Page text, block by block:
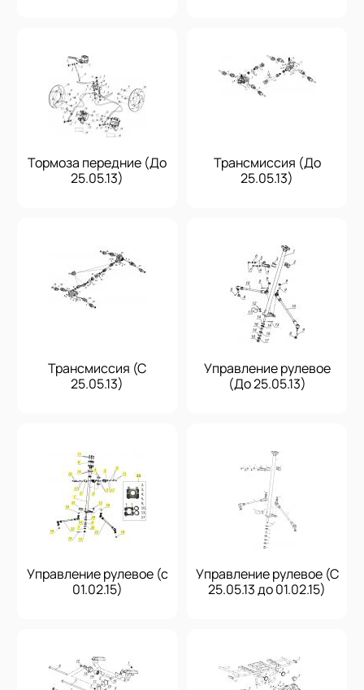
Тормоза передние (До
25.05.13)
Трансмиссия (До
25.05.13)
Трансмиссия (С
25.05.13)
Управление рулевое
(До 25.05.13)
Управление рулевое (с
01.02.15)
Управление рулевое (С
25.05.13 до 01.02.15)